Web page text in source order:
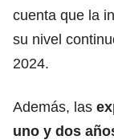
cuenta que la
su nivel
2024.
Además, las
uno y dos